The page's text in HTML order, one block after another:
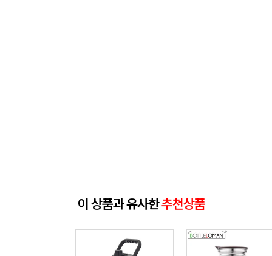
이 상품과 유사한추천상품